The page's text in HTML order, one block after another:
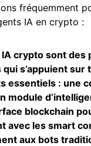
fréquemment
IA en crypto :
IA crypto sont des
s’appuient sur
essentiels : une
module
blockchain
avec les smart
aux bots